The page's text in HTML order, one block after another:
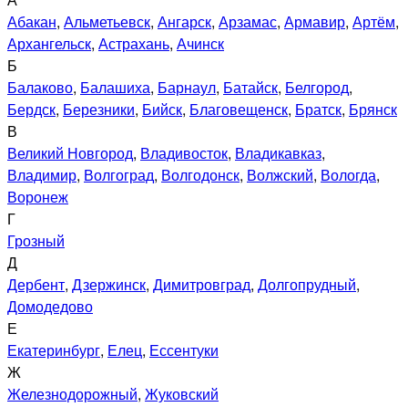
Абакан, Альметьевск, Ангарск, Арзамас, Армавир, Артём,
Архангельск, Астрахань, Ачинск
Б
Балаково, Балашиха, Барнаул, Батайск, Белгород,
Бердск, Березники, Бийск, Благовещенск, Братск, Брянск
В
Великий Новгород, Владивосток, Владикавказ,
Владимир, Волгоград, Волгодонск, Волжский, Вологда,
Воронеж
Г
Грозный
Д
Дербент, Дзержинск, Димитровград, Долгопрудный,
Домодедово
Е
Екатеринбург, Елец, Ессентуки
Ж
Железнодорожный, Жуковский